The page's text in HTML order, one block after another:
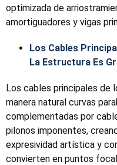
optimizada de
amortiguadores y vigas
Los Cables
La Estructura Es
Los cables principales de
manera natural curvas
complementadas por
pilonos imponentes,
expresividad artística y
convierten en puntos